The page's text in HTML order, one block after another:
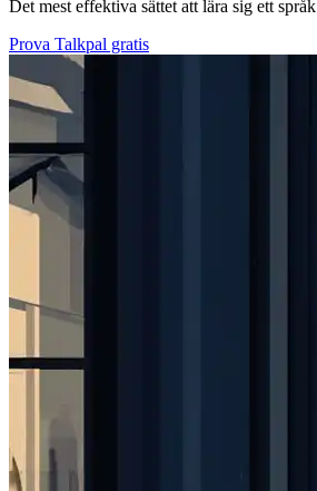
Det mest effektiva sättet att lära sig ett språk
Prova Talkpal gratis